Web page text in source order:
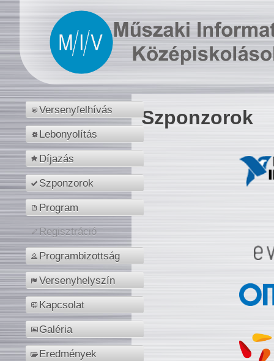
Versenyfelhívás
Lebonyolítás
Díjazás
Szponzorok
Program
Regisztráció
Programbizottság
Versenyhelyszín
Kapcsolat
Galéria
Eredmények
Szponzorok